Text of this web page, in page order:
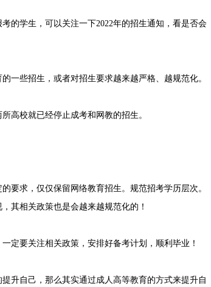
学生，可以关注一下2022年的招生通知，看是否会
些招生，或者对招生要求越来越严格、越规范化。
校就已经停止成考和网教的招生。
求，仅仅保留网络教育招生。规范招考学历层次。
相关政策也是会越来越规范化的！
要关注相关政策，安排好备考计划，顺利毕业！
自己，那么其实通过成人高等教育的方式来提升自